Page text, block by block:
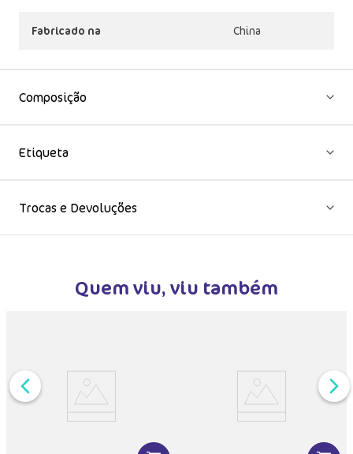
Fabricado na China
Composição
Etiqueta
Trocas e Devoluções
Quem viu, viu também